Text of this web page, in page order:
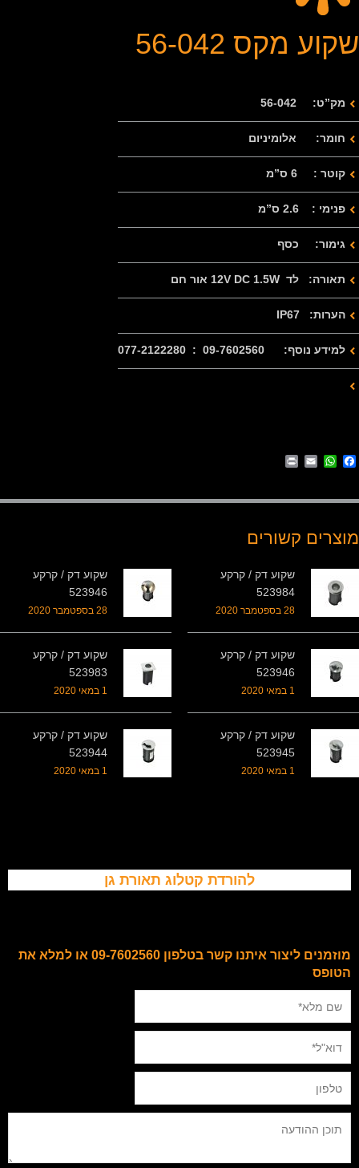
שקוע מקס 56-042
מק”ט: 56-042
חומר: אלומיניום
קוטר : 6 ס”מ
פנימי : 2.6 ס”מ
גימור: כסף
תאורה: לד 12V DC 1.5W אור חם
הערות: IP67
למידע נוסף: 09-7602560 : 077-2122280
Facebook
WhatsApp
Email
מוצרים קשורים
שקוע דק / קרקע
523984
28 בספטמבר 2020
שקוע דק / קרקע
523946
28 בספטמבר 2020
שקוע דק / קרקע
523946
1 במאי 2020
שקוע דק / קרקע
523983
1 במאי 2020
שקוע דק / קרקע
523945
1 במאי 2020
שקוע דק / קרקע
523944
1 במאי 2020
להורדת קטלוג תאורת גן
מוזמנים ליצור איתנו קשר בטלפון 09-7602560 או למלא את
הטופס